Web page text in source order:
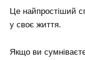
Це найпростіший
у своє життя.
Якщо ви